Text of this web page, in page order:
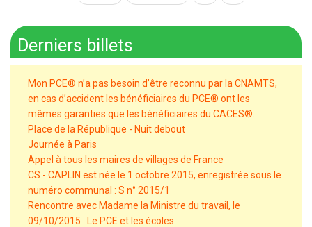
page
précédente
courante
Derniers billets
Mon PCE® n’a pas besoin d’être reconnu par la CNAMTS,
en cas d’accident les bénéficiaires du PCE® ont les
mêmes garanties que les bénéficiaires du CACES®.
Place de la République - Nuit debout
Journée à Paris
Appel à tous les maires de villages de France
CS - CAPLIN est née le 1 octobre 2015, enregistrée sous le
numéro communal : S n° 2015/1
Rencontre avec Madame la Ministre du travail, le
09/10/2015 : Le PCE et les écoles